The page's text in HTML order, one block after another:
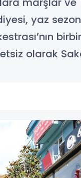
yaz
olarak